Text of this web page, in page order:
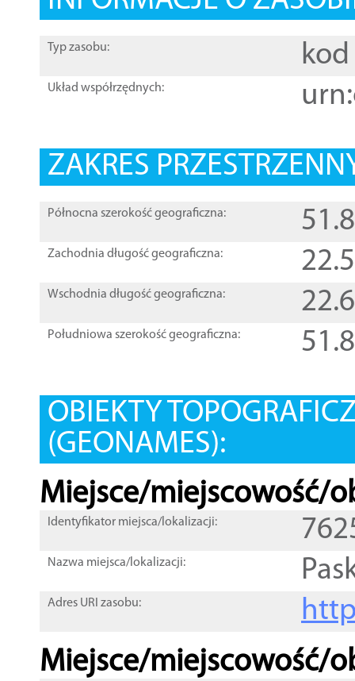
Typ zasobu: kod
Układ współrzędnych:
ZAKRES
Północna szerokość geograficzna:
Zachodnia długość geograficzna:
Wschodnia długość geograficzna:
Południowa szerokość geograficzna:
OBIEKTY
(GEONAMES):
Miejsce/miejscowość/
Identyfikator miejsca/lokalizacji:
Nazwa miejsca/lokalizacji:
Adres URI zasobu:
Miejsce/miejscowość/